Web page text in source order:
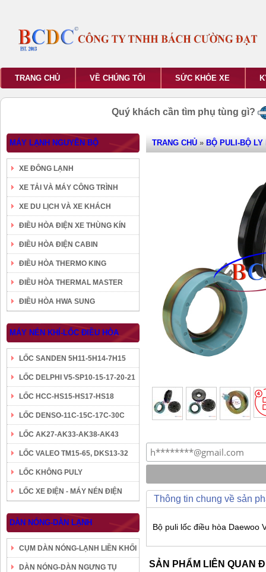
TRANG CHỦ VỀ CHÚNG TÔI SỨC KHỎE XE
Quý khách cần tìm phụ tùng gì?
MÁY LẠNH NGUYÊN BỘ
XE ĐÔNG LẠNH
XE TẢI VÀ MÁY CÔNG TRÌNH
XE DU LỊCH VÀ XE KHÁCH
ĐIỀU HÒA ĐIỆN XE THÙNG KÍN
ĐIỀU HÒA ĐIỆN CABIN
ĐIỀU HÒA THERMO KING
ĐIỀU HÒA THERMAL MASTER
ĐIỀU HÒA HWA SUNG
MÁY NÉN KHÍ-LỐC ĐIỀU HÒA
LỐC SANDEN 5H11-5H14-7H15
LỐC DELPHI V5-SP10-15-17-20-21
LỐC HCC-HS15-HS17-HS18
LỐC DENSO-11C-15C-17C-30C
LỐC AK27-AK33-AK38-AK43
LỐC VALEO TM15-65, DKS13-32
LỐC KHÔNG PULY
LỐC XE ĐIỆN - MÁY NÉN ĐIỆN
DÀN NÓNG-DÀN LẠNH
CỤM DÀN NÓNG-LẠNH LIỀN KHỐI
DÀN NÓNG-DÀN NGƯNG TỤ
TRANG CHỦ » BỘ PULI-BỘ
Thông tin chung về sản
Bộ puli lốc điều hòa Daewoo
SẢN PHẨM LIÊN QUAN